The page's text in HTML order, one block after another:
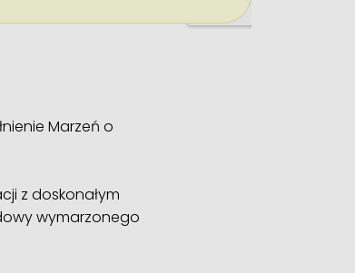
Marzeń o
z doskonałym
wymarzonego